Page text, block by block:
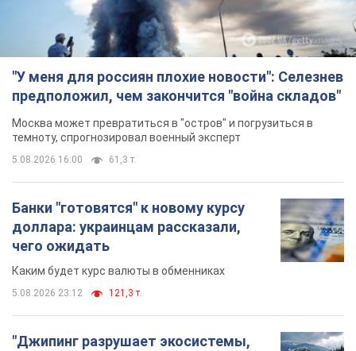
"У меня для россиян плохие новости": Селезнев
предположил, чем закончится "война складов"
Москва может превратиться в "остров" и погрузиться в
темноту, спрогнозировал военный эксперт
5.08.2026 16:00 61,3 т.
Банки "готовятся" к новому курсу
доллара: украинцам рассказали,
чего ожидать
Каким будет курс валюты в обменниках
5.08.2026 23:12 121,3 т.
"Джипинг разрушает экосистемы,